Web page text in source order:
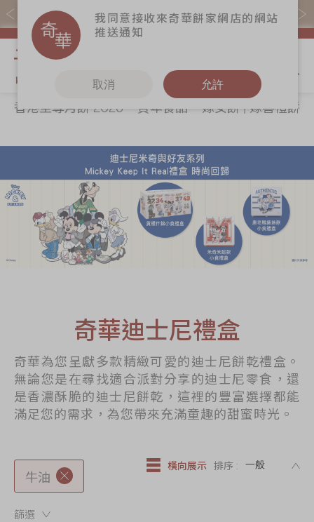
易賞錢會員憑推廣碼購買現貨產品可賺易賞錢($5=1分)
關於奇華
分店網絡
商務銷售
嫁喜須知
奇華網誌
奇華餅食
2026
賀年食品
嫁女餅 | 嫁喜禮
餅
手信禮品
節日時令食品
茗茶系列
奇華迪士尼禮盒
奇華LINE
FRIENDS禮盒
產品價目表
更多
奇華工作坊
奇華茶室
聯絡奇華
加入奇華
EN 简体
香港至尊月餅 2026 賀年食品
嫁女餅 | 嫁喜禮餅
奇華迪士尼禮盒
奇華為您呈獻多款精緻可愛的迪士尼餅乾禮盒。
無論您是在尋找適合派對分享的迪士尼零食，還
是香濃酥脆的迪士尼餅乾，這裡的豐富選擇都能
滿足您的需求，為您帶來充滿童趣的甜蜜時光。
牛油
篩選：
橫向展示 排序 :
我同意接收來奇華餅家網店的網站
推送通知
取消 允許